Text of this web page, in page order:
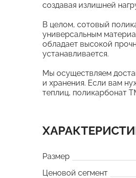
создавая излишней
В целом, сотовый
универсальным
обладает высокой
устанавливается.
Мы осуществляем
и хранения. Если вам
теплиц,
Размер
Ценовой сегмент